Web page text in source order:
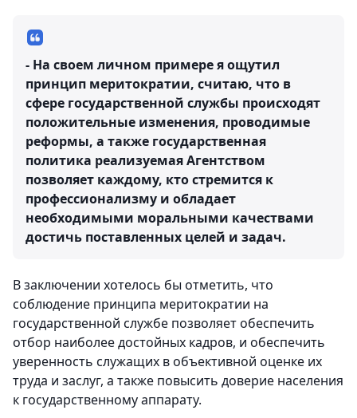
- На своем личном примере я ощутил
принцип меритократии, считаю, что в
сфере государственной службы происходят
положительные изменения, проводимые
реформы, а также государственная
политика реализуемая Агентством
позволяет каждому, кто стремится к
профессионализму и обладает
необходимыми моральными качествами
достичь поставленных целей и задач.
В заключении хотелось бы отметить, что
соблюдение принципа меритократии на
государственной службе позволяет обеспечить
отбор наиболее достойных кадров, и обеспечить
уверенность служащих в объективной оценке их
труда и заслуг, а также повысить доверие населения
к государственному аппарату.